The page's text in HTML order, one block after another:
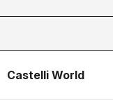
Castelli World